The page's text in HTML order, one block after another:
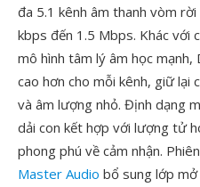
đa 5.1 kênh âm thanh vòm
kbps đến 1.5 Mbps. Khác với
mô hình tâm lý âm học mạnh,
cao hơn cho mỗi kênh, giữ lại
và âm lượng nhỏ. Định dạng
dải con kết hợp với lượng tử
phong phú về cảm nhận.
Master Audio bổ sung lớp